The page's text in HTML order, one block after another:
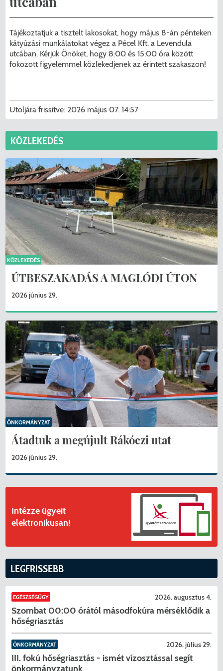
Központhoz való csatlakozása
Péceli Polgármesteri Hivatal energetikai
Komplex csapadékvíz-elvezetés
korszerűsítése Pécelen II. ütem
Pécel Város Önkormányzata 250 000
000 Ft értékű támogatást nyert az
alábbi projekt vonatkozásában.
Menzakártya/Applikáció
Kedvezmények/Diéta/Allergia
Nyomtatványok
Kapcsolat
Tájékoztatjuk a tisztelt lakosokat, hogy május 8-án pénteken
kátyúzási munkálatokat végez a Pécel Kft. a Levendula
utcában. Kérjük Önöket, hogy 8:00 és 15:00 óra között
fokozott figyelemmel közlekedjenek az érintett szakaszon!
Utoljára frissítve: 2026 május 07. 14:57
KÖZLEKEDÉS
ÚTBESZAKADÁS A MAGLÓDI ÚTON
2026 június 29.
KÖZLEKEDÉS
Átadtuk a megújult Rákóczi utat
2026 június 29.
ÖNKORMÁNYZAT
Intézze ügyeit
elektronikusan!
LEGFRISSEBB
EGÉSZSÉGÜGY 2026. augusztus 4.
Szombat 00:00 órától másodfokúra mérséklődik a
hőségriasztás
ÖNKORMÁNYZAT 2026. július 29.
III. fokú hőségriasztás - ismét vízosztással segít
önkormányzatunk